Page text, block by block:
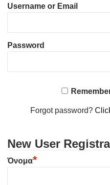
Username or Email
Password
Forgot password?
New User
Όνομα*